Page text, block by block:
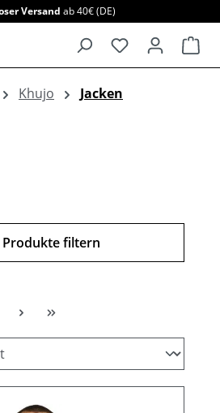
Versand ab 40€ (DE)
Khujo Jacken
Produkte filtern